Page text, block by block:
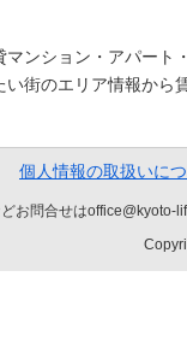
マンション・アパート
い街のエリア情報から
個人情報の取扱いに
お問合せは